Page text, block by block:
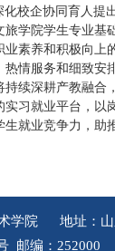
校企协同育人提
学院学生专业基
素养和积极向上
情服务和细致安
续深耕产教融合
实习就业平台，以
生就业竞争力，助
学院 地址：山
邮编：252000